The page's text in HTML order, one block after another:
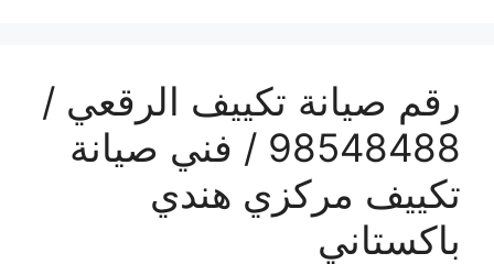
رقم صيانة تكييف الرقعي /
98548488 / فني صيانة
تكييف مركزي هندي
باكستاني